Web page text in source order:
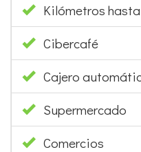
Kilómetros hasta
Cibercafé
Cajero
Supermercado
Comercios